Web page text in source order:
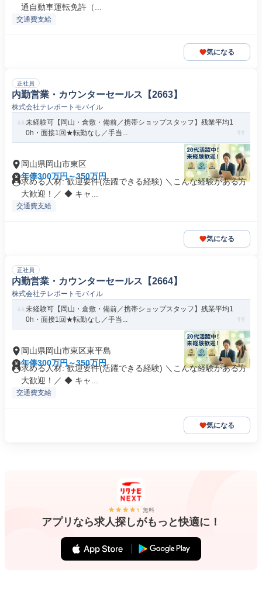
通自動車運転免許（...
交通費支給
気になる
正社員
内勤営業・カウンターセールス【2663】
株式会社テレポートモバイル
未経験可【岡山・倉敷・備前／携帯ショップスタッフ】残業平均1
0h・面接1回★転勤なし／手当...
岡山県岡山市東区
年俸300万円～350万円
求める人材: 歓迎要件(活躍できる経験) ＼こんな経験がある方
大歓迎！／ ◆ キャ...
交通費支給
気になる
正社員
内勤営業・カウンターセールス【2664】
株式会社テレポートモバイル
未経験可【岡山・倉敷・備前／携帯ショップスタッフ】残業平均1
0h・面接1回★転勤なし／手当...
岡山県岡山市東区東平島
年俸300万円～350万円
求める人材: 歓迎要件(活躍できる経験) ＼こんな経験がある方
大歓迎！／ ◆ キャ...
交通費支給
気になる
無料
アプリなら求人探しがもっと快適に！